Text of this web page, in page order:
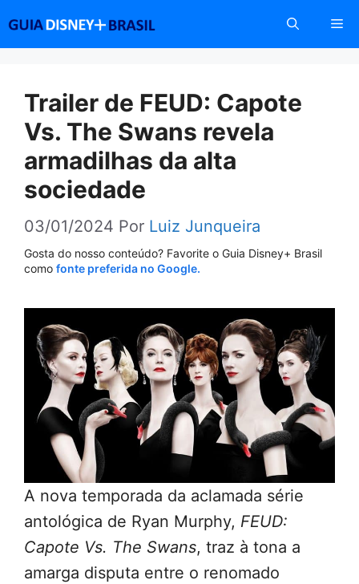
conteúdo
Trailer de FEUD: Capote
Vs. The Swans revela
armadilhas da alta
sociedade
03/01/2024 Por Luiz Junqueira
Gosta do nosso conteúdo? Favorite o Guia Disney+ Brasil
como fonte preferida no Google.
A nova temporada da aclamada série
antológica de Ryan Murphy, FEUD:
Capote Vs. The Swans, traz à tona a
amarga disputa entre o renomado